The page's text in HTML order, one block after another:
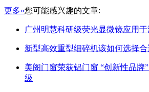
更多»您可能感兴趣的文章:
广州明慧科研级荧光显微镜应用
新型高效重型细碎机该如何选择
美阁门窗荣获铝门窗 “创新性品牌
级